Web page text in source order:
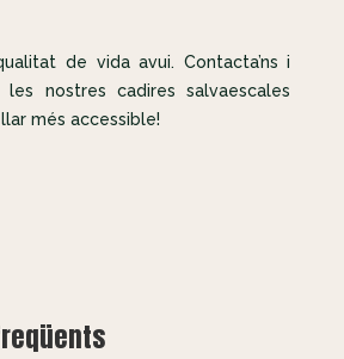
de vida avui. Contacta’ns i
les nostres cadires salvaescales
més accessible!